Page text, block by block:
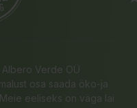
Verde OÜ
osa saada öko-ja
eeliseks on väga lai